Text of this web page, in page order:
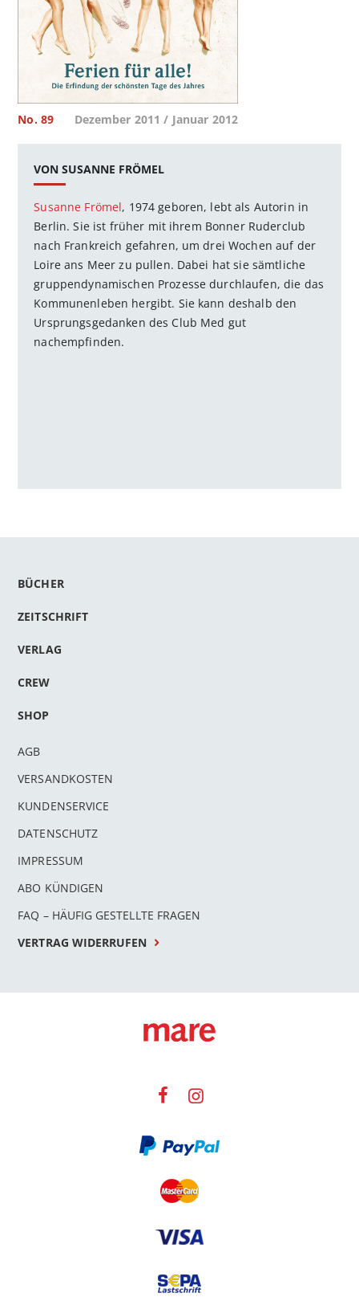
No. 89 Dezember 2011 / Januar 2012
VON SUSANNE FRÖMEL
Susanne Frömel, 1974 geboren, lebt als Autorin in
Berlin. Sie ist früher mit ihrem Bonner Ruderclub
nach Frankreich gefahren, um drei Wochen auf der
Loire ans Meer zu pullen. Dabei hat sie sämtliche
gruppendynamischen Prozesse durchlaufen, die das
Kommunenleben hergibt. Sie kann deshalb den
Ursprungsgedanken des Club Med gut
nachempfinden.
BÜCHER
ZEITSCHRIFT
VERLAG
CREW
SHOP
AGB
VERSANDKOSTEN
KUNDENSERVICE
DATENSCHUTZ
IMPRESSUM
ABO KÜNDIGEN
FAQ – HÄUFIG GESTELLTE FRAGEN
VERTRAG WIDERRUFEN